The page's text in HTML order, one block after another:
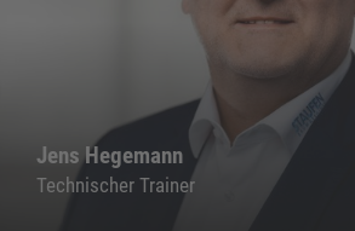
Jens Hegemann
Technischer Trainer